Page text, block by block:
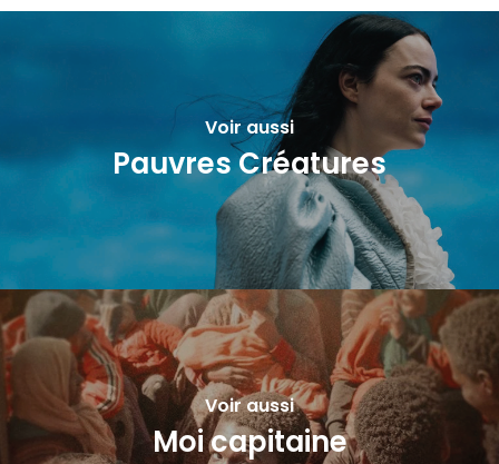
Voir aussi
Pauvres Créatures
Voir aussi
Moi capitaine